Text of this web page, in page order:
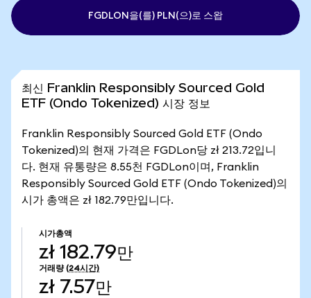
FGDLON을(를) PLN(으)로 스왑
최신 Franklin Responsibly Sourced Gold
ETF (Ondo Tokenized) 시장 정보
Franklin Responsibly Sourced Gold ETF (Ondo
Tokenized)의 현재 가격은 FGDLon당 zł 213.72입니
다. 현재 유통량은 8.55천 FGDLon이며, Franklin
Responsibly Sourced Gold ETF (Ondo Tokenized)의
시가 총액은 zł 182.79만입니다.
시가총액
zł 182.79만
거래량 (24시간)
zł 7.57만